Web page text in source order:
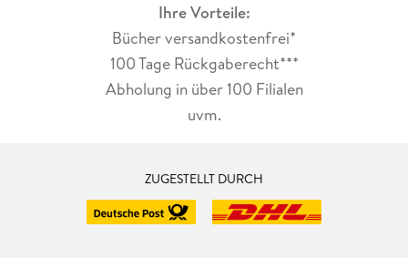
Ihre Vorteile:
Bücher versandkostenfrei*
100 Tage Rückgaberecht***
Abholung in über 100 Filialen
uvm.
ZUGESTELLT DURCH